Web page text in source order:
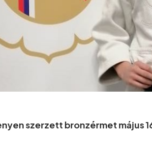
szerzett bronzérmet május